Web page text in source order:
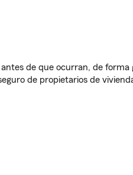
de que ocurran, de forma
de propietarios de